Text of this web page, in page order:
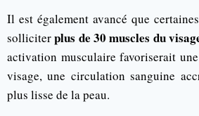
Il est également avancé que
solliciterplus de 30 muscles du
activation musculaire favoriserait
visage, une circulation sanguine
plus lisse de la peau.